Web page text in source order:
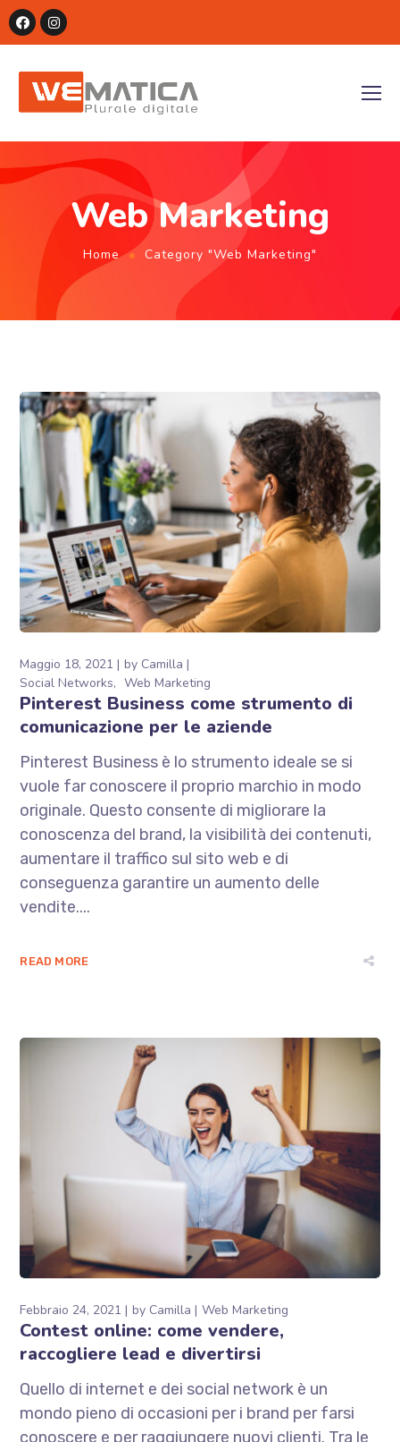
Web Marketing
Home Category "Web Marketing"
Maggio 18, 2021 by Camilla
Social Networks
Web Marketing
Pinterest Business come strumento di
comunicazione per le aziende
Pinterest Business è lo strumento ideale se si
vuole far conoscere il proprio marchio in modo
originale. Questo consente di migliorare la
conoscenza del brand, la visibilità dei contenuti,
aumentare il traffico sul sito web e di
conseguenza garantire un aumento delle
vendite....
READ MORE
Febbraio 24, 2021 by Camilla Web Marketing
Contest online: come vendere,
raccogliere lead e divertirsi
Quello di internet e dei social network è un
mondo pieno di occasioni per i brand per farsi
conoscere e per raggiungere nuovi clienti. Tra le